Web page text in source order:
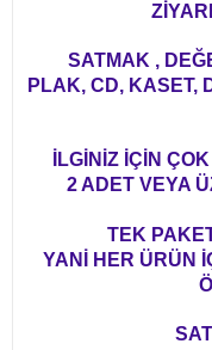
SATMAK ,
PLAK, CD, KASET,
İLGİNİZ İÇİN
2 ADET VEYA
TEK
YANİ HER ÜRÜN